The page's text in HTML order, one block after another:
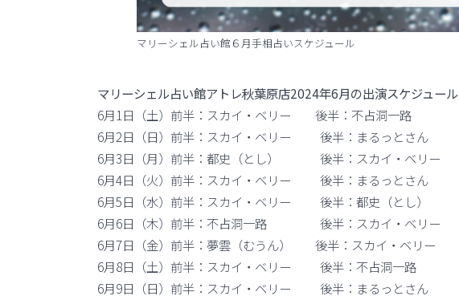
マリーシェル占い館６月手相占いスケジュール
マリーシェル占い館アトレ秋葉原店2024年6月の出演スケジュール
6月1日（土）前半：スカイ・ベリー 後半：不占洞一路
6月2日（日）前半：スカイ・ベリー 後半：まるっとさん
6月3日（月）前半：都史（とし） 後半：スカイ・ベリー
6月4日（火）前半：スカイ・ベリー 後半：まるっとさん
6月5日（水）前半：スカイ・ベリー 後半：都史（とし）
6月6日（木）前半：不占洞一路 後半：スカイ・ベリー
6月7日（金）前半：夢雲（むうん） 後半：スカイ・ベリー
6月8日（土）前半：スカイ・ベリー 後半：不占洞一路
6月9日（日）前半：スカイ・ベリー 後半：まるっとさん